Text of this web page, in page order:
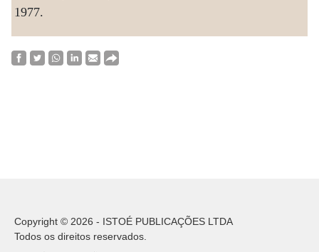
1977.
Copyright © 2026 - ISTOÉ PUBLICAÇÕES LTDA
Todos os direitos reservados.